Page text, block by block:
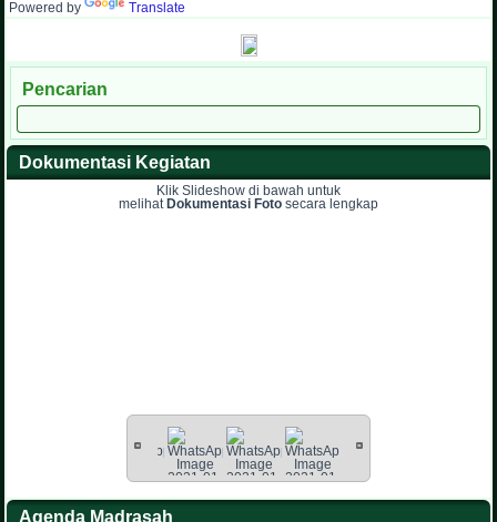
Powered by Translate
Pencarian
Dokumentasi Kegiatan
Klik Slideshow di bawah untuk
melihat Dokumentasi Foto secara lengkap
Agenda Madrasah